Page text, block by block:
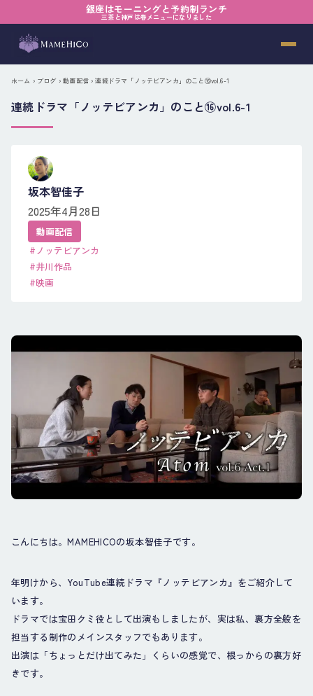
銀座はモーニングと予約制ランチ
三茶と神戸は春メニューになりました
ホーム › ブログ ›動画配信› 連続ドラマ「ノッテビアンカ」のこと⑯vol.6-1
連続ドラマ「ノッテビアンカ」のこと⑯vol.6-1
坂本智佳子
2025年4月28日
動画配信
#ノッテビアンカ
#井川作品
#映画
こんにちは。MAMEHICOの坂本智佳子です。
年明けから、YouTube連続ドラマ『ノッテビアンカ』をご紹介して
います。
ドラマでは宝田クミ役として出演もしましたが、実は私、裏方全般を
担当する制作のメインスタッフでもあります。
出演は「ちょっとだけ出てみた」くらいの感覚で、根っからの裏方好
きです。